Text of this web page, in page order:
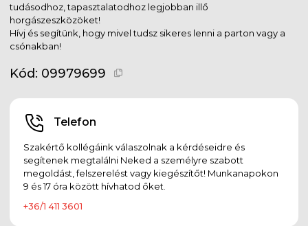
tudásodhoz, tapasztalatodhoz legjobban illő
horgászeszközöket!
Hívj és segítünk, hogy mivel tudsz sikeres lenni a parton vagy a
csónakban!
Kód: 09979699
Telefon
Szakértő kollégáink válaszolnak a kérdéseidre és
segítenek megtalálni Neked a személyre szabott
megoldást, felszerelést vagy kiegészítőt! Munkanapokon
9 és 17 óra között hívhatod őket.
+36/1 411 3601